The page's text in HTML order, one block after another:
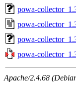
powa-
powa-
powa-
powa-
Apache/2.4.68